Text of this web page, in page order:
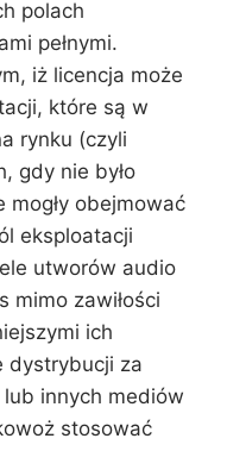
polach
pełnymi.
iż licencja może
które są w
rynku (czyli
gdy nie było
mogły obejmować
eksploatacji
utworów audio
mimo zawiłości
ich
dystrybucji za
innych mediów
stosować